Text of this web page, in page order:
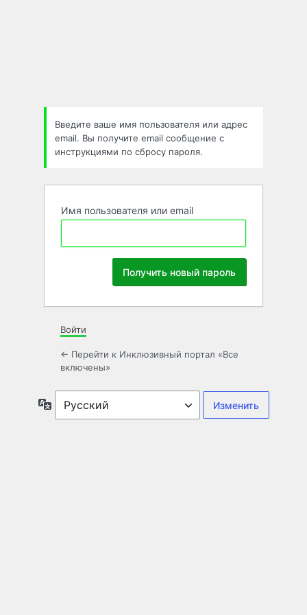
Введите ваше имя пользователя или адрес
email. Вы получите email сообщение с
инструкциями по сбросу пароля.
Имя пользователя или email
Войти
← Перейти к Инклюзивный портал «Все
включены»
Язык